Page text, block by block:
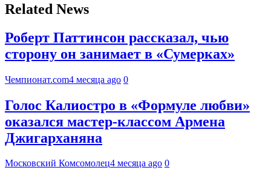
Related News
Роберт Паттинсон рассказал, чью
сторону он занимает в «Сумерках»
Чемпионат.com4 месяца ago 0
Голос Калиостро в «Формуле любви»
оказался мастер-классом Армена
Джигарханяна
Московский Комсомолец4 месяца ago 0